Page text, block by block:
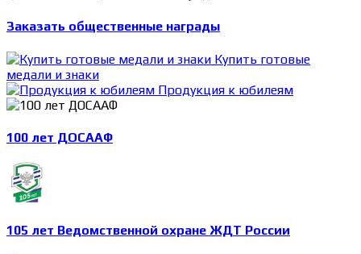
Заказать общественные награды
Купить готовые
медали и знаки
Продукция к юбилеям
100 лет ДОСААФ
105 лет Ведомственной охране ЖДТ России